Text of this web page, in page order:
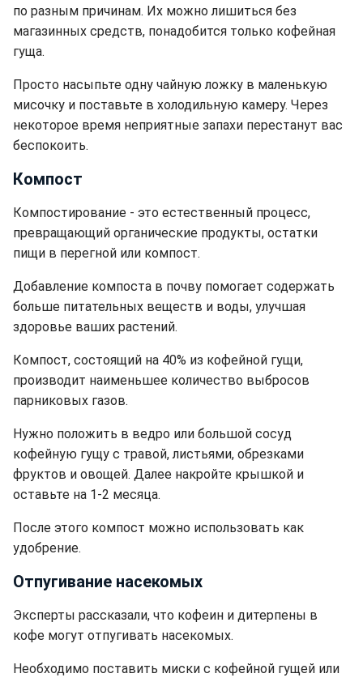
по разным причинам. Их можно лишиться без
магазинных средств, понадобится только кофейная
гуща.
Просто насыпьте одну чайную ложку в маленькую
мисочку и поставьте в холодильную камеру. Через
некоторое время неприятные запахи перестанут вас
беспокоить.
Компост
Компостирование - это естественный процесс,
превращающий органические продукты, остатки
пищи в перегной или компост.
Добавление компоста в почву помогает содержать
больше питательных веществ и воды, улучшая
здоровье ваших растений.
Компост, состоящий на 40% из кофейной гущи,
производит наименьшее количество выбросов
парниковых газов.
Нужно положить в ведро или большой сосуд
кофейную гущу с травой, листьями, обрезками
фруктов и овощей. Далее накройте крышкой и
оставьте на 1-2 месяца.
После этого компост можно использовать как
удобрение.
Отпугивание насекомых
Эксперты рассказали, что кофеин и дитерпены в
кофе могут отпугивать насекомых.
Необходимо поставить миски с кофейной гущей или